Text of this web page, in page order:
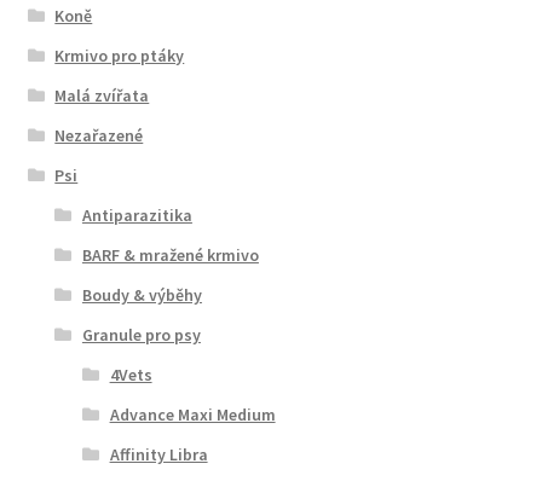
Koně
Krmivo pro ptáky
Malá zvířata
Nezařazené
Psi
Antiparazitika
BARF & mražené krmivo
Boudy & výběhy
Granule pro psy
4Vets
Advance Maxi Medium
Affinity Libra